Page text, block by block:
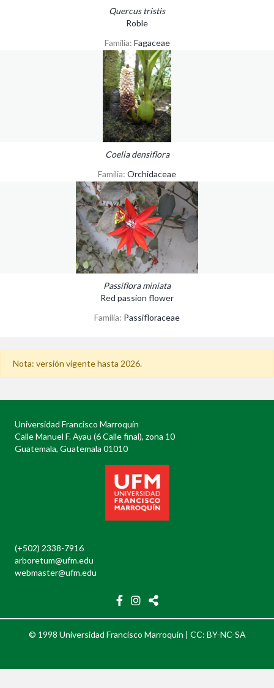
Quercus tristis
Roble
Familia: Fagaceae
Coelia densiflora
Familia: Orchidaceae
Passiflora miniata
Red passion flower
Familia: Passifloraceae
Nota: versión vigente hasta 2026.
Universidad Francisco Marroquín
Calle Manuel F. Ayau (6 Calle final), zona 10
Guatemala, Guatemala 01010
(+502) 2338-7916
arboretum@ufm.edu
webmaster@ufm.edu
© 1998 Universidad Francisco Marroquín | CC: BY-NC-SA